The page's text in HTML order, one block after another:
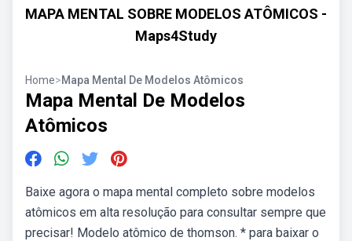
MAPA MENTAL SOBRE MODELOS ATÔMICOS -
Maps4Study
Home>Mapa Mental De Modelos Atômicos
Mapa Mental De Modelos
Atômicos
Baixe agora o mapa mental completo sobre modelos
atômicos em alta resolução para consultar sempre que
precisar! Modelo atômico de thomson. * para baixar o